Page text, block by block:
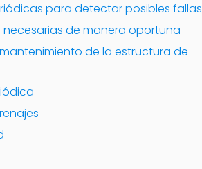
para detectar posibles fallas
necesarias de manera oportuna
de la estructura de